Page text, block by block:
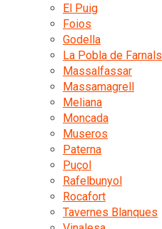
El Puig
Foios
Godella
La Pobla de Farnals
Massalfassar
Massamagrell
Meliana
Moncada
Museros
Paterna
Puçol
Rafelbunyol
Rocafort
Tavernes Blanques